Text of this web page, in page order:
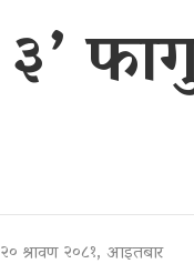
३’
२० श्रावण २०८१, आइतबार